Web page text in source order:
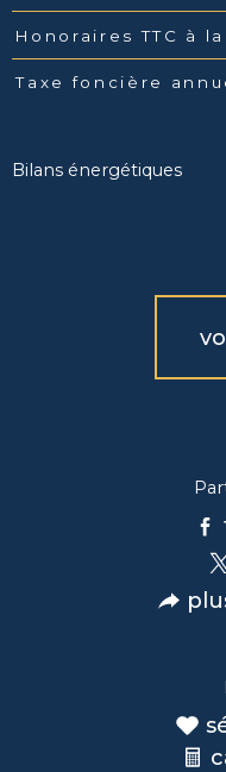
Honoraires TTC à
Taxe foncière
Bilans énergétiques